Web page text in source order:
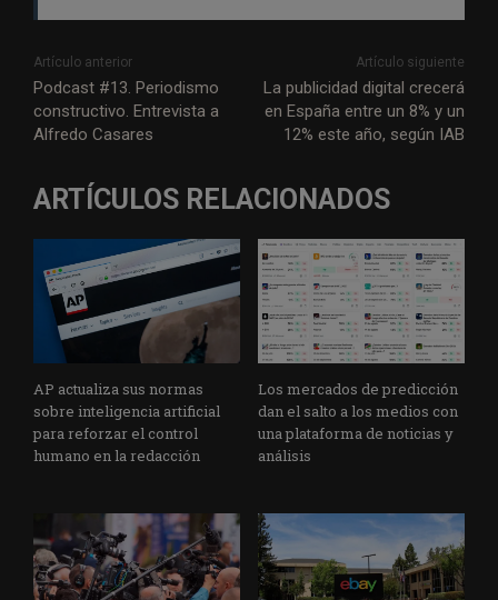
Artículo anterior
Podcast #13. Periodismo
constructivo. Entrevista a
Alfredo Casares
Artículo siguiente
La publicidad digital crecerá
en España entre un 8% y un
12% este año, según IAB
ARTÍCULOS RELACIONADOS
AP actualiza sus normas
sobre inteligencia artificial
para reforzar el control
humano en la redacción
Los mercados de predicción
dan el salto a los medios con
una plataforma de noticias y
análisis